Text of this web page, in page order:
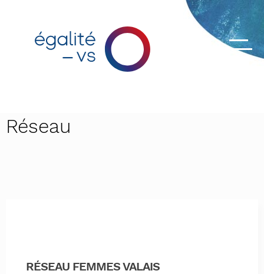
Réseau
RÉSEAU FEMMES VALAIS